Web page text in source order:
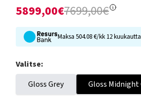
5899,00€7699,00€
Maksa 504.08 €/kk 12
Valitse:
Gloss Grey
Gloss Midnight